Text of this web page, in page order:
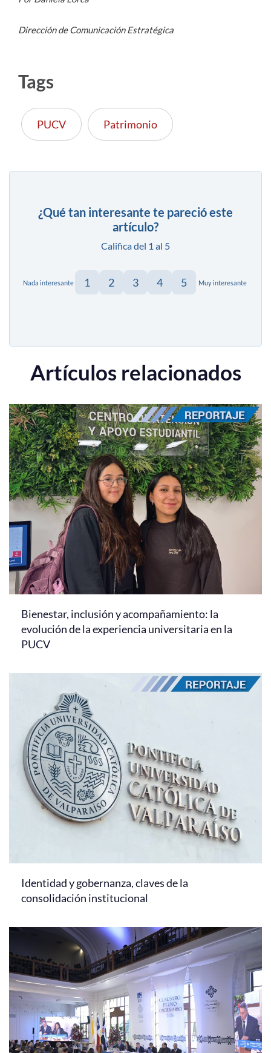
Dirección de Comunicación Estratégica
Tags
PUCV Patrimonio
¿Qué tan interesante te pareció este
artículo?
Califica del 1 al 5
Nada interesante 1 2 3 4 5 Muy interesante
Artículos relacionados
Bienestar, inclusión y acompañamiento: la
evolución de la experiencia universitaria en la
PUCV
Identidad y gobernanza, claves de la
consolidación institucional